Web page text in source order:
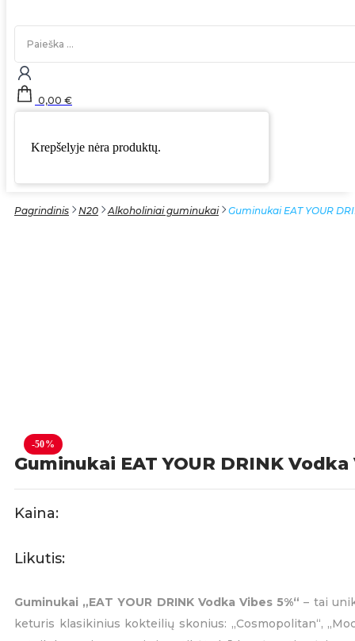
Search
0,00 €
Krepšelyje nėra produktų.
Pagrindinis N20 Alkoholiniai guminukai Guminukai EAT YOUR
-50%
Guminukai EAT YOUR DRINK Vodka
Kaina:
Likutis:
Guminukai „EAT YOUR DRINK Vodka Vibes 5%“ – tai
keturis klasikinius kokteilių skonius: „Cosmopolitan“,